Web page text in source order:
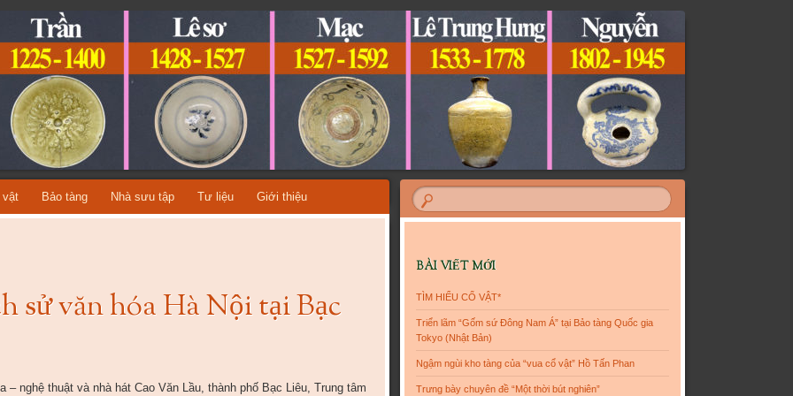
NAM
TỪNG THỜI KỲ LỊCH SỬ!
vật Bảo tàng Nhà sưu tập Tư liệu Giới thiệu
sử văn hóa Hà Nội tại Bạc
nghệ thuật và nhà hát Cao Văn Lầu, thành phố Bạc Liêu, Trung tâm
BÀI VIẾT MỚI
TÌM HIỂU CỔ VẬT*
Triển lãm “Gốm sứ Đông Nam Á” tại Bảo tàng Quốc gia
Tokyo (Nhật Bản)
Ngậm ngùi kho tàng của “vua cổ vật” Hồ Tấn Phan
Trưng bày chuyên đề “Một thời bút nghiên”